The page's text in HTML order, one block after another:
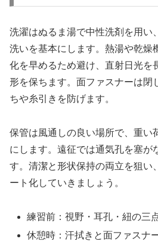
洗濯はぬるま湯で中性洗剤を用い
洗いを基本にします。熱湯や乾燥
化を早めるため避け、直射日光を
形を保ちます。面ファスナーは閉
ちや糸引きを防げます。
保管は風通しの良い場所で、重い
にします。遠征では通気孔を塞が
す。清潔と形状保持の両立を狙い
ート化していきましょう。
練習前：視野・耳孔・紐の三
休憩時：汗拭きと面ファスナ